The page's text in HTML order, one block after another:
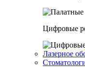
Цифровые
Лазерное